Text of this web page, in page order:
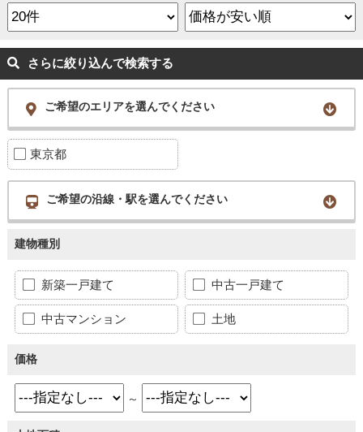
さらに絞り込んで検索する
ご希望のエリアを選んでください
東京都
ご希望の沿線・駅を選んでください
建物種別
新築一戸建て 中古一戸建て
中古マンション 土地
価格
～